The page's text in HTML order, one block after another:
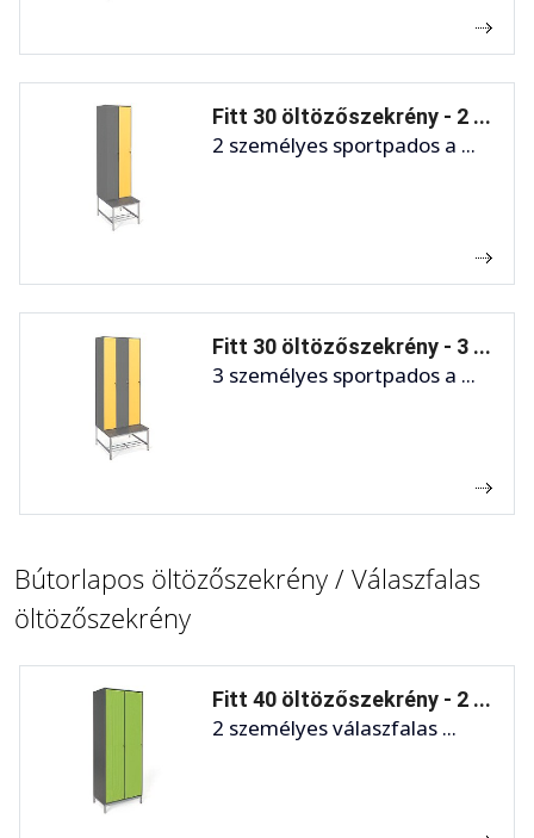
Fitt 30 öltözőszekrény - 2 ...
2 személyes sportpados a ...
Fitt 30 öltözőszekrény - 3 ...
3 személyes sportpados a ...
Bútorlapos öltözőszekrény / Válaszfalas
öltözőszekrény
Fitt 40 öltözőszekrény - 2 ...
2 személyes válaszfalas ...